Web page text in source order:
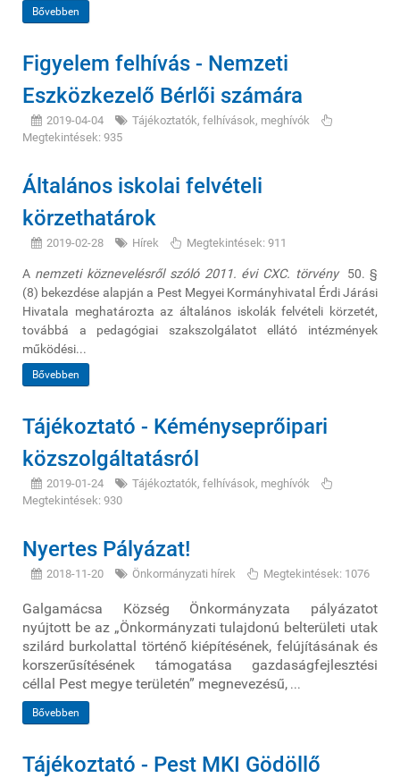
Bővebben
Figyelem felhívás - Nemzeti
Eszközkezelő Bérlői számára
2019-04-04
Tájékoztatók, felhívások, meghívók
Megtekintések: 935
Általános iskolai felvételi
körzethatárok
2019-02-28 Hírek Megtekintések: 911
A nemzeti köznevelésről szóló 2011. évi CXC. törvény
50. §
(8) bekezdése alapján a Pest Megyei Kormányhivatal Érdi Járási
Hivatala meghatározta az általános iskolák felvételi körzetét,
továbbá a pedagógiai szakszolgálatot ellátó intézmények
működési...
Bővebben
Tájékoztató - Kéményseprőipari
közszolgáltatásról
2019-01-24
Tájékoztatók, felhívások, meghívók
Megtekintések: 930
Nyertes Pályázat!
2018-11-20 Önkormányzati hírek Megtekintések: 1076
Galgamácsa Község Önkormányzata pályázatot
nyújtott be az „Önkormányzati tulajdonú belterületi utak
szilárd burkolattal történő kiépítésének, felújításának és
korszerűsítésének támogatása gazdaságfejlesztési
céllal Pest megye területén” megnevezésű, ...
Bővebben
Tájékoztató - Pest MKI Gödöllő